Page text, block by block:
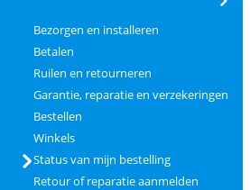
Bezorgen en installeren
Betalen
Ruilen en retourneren
Garantie, reparatie en verzekeringen
Bestellen
Winkels
Status van mijn bestelling
Retour of reparatie aanmelden